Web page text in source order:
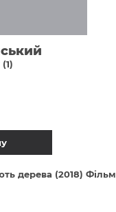
дерева (2018) Фільм